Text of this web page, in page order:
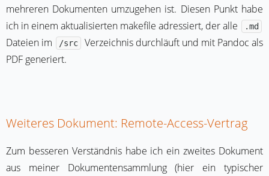
mehreren Dokumenten umzugehen ist. Diesen Punkt habe
ich in einem aktualisierten makefile adressiert, der alle
.md
Dateien im /src
Verzeichnis durchläuft und mit Pandoc als
PDF generiert.
Weiteres Dokument: Remote-Access-Vertrag
Zum besseren Verständnis habe ich ein zweites Dokument
aus meiner Dokumentensammlung (hier ein typischer